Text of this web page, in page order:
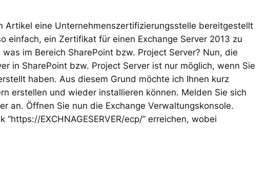
Artikel eine Unternehmenszertifizierungsstelle bereitgestellt
einfach, ein Zertifikat für einen Exchange Server 2013 zu
im Bereich SharePoint bzw. Project Server? Nun, die
in SharePoint bzw. Project Server ist nur möglich, wenn Sie
haben. Aus diesem Grund möchte ich Ihnen kurz
erstellen und wieder installieren können. Melden Sie sich
an. Öffnen Sie nun die Exchange Verwaltungskonsole.
EXCHNAGESERVER/ecp/” erreichen, wobei